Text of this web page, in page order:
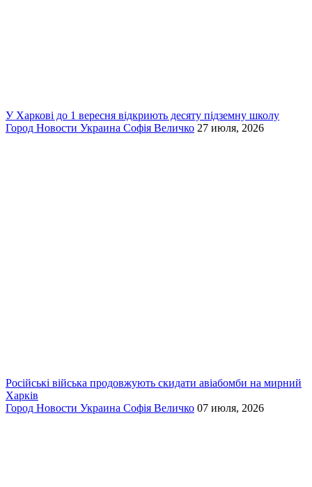
У Харкові до 1 вересня відкриють десяту підземну школу
Город Новости Украина Софія Величко 27 июля, 2026
Російські війська продовжують скидати авіабомби на мирний
Харків
Город Новости Украина Софія Величко 07 июля, 2026